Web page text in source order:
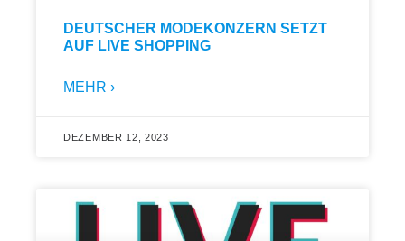
DEUTSCHER MODEKONZERN SETZT
AUF LIVE SHOPPING
MEHR ›
DEZEMBER 12, 2023